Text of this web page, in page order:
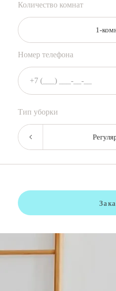
Количество комнат
1-
Номер телефона
Тип уборки